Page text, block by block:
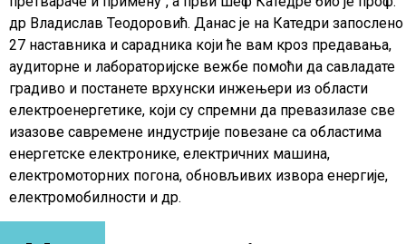
др Владислав Теодоровић. Данас је на Катедри запослено
27 наставника и сарадника који ће вам кроз предавања,
аудиторне и лабораторијске вежбе помоћи да савладате
градиво и постанете врхунски инжењери из области
електроенергетике, који су спремни да превазилазе све
изазове савремене индустрије повезане са областима
енергетске електронике, електричних машина,
електромоторних погона, обновљивих извора енергије,
електромобилности и др.